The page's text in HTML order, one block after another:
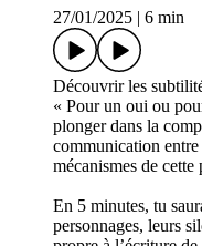
27/01/2025 | 6 min
Découvrir les
« Pour un oui ou
plonger dans la
communication
mécanismes de
En 5 minutes, tu
personnages, leurs